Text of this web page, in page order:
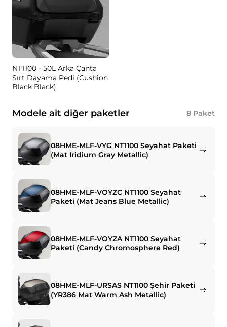
NT1100 - 50L Arka Çanta
Sırt Dayama Pedi (Cushion
Black Black)
Modele ait diğer paketler 8 Paket
08HME-MLF-VYG NT1100 Seyahat Paketi
(Mat Iridium Gray Metallic)
08HME-MLF-VOYZC NT1100 Seyahat
Paketi (Mat Jeans Blue Metallic)
08HME-MLF-VOYZA NT1100 Seyahat
Paketi (Candy Chromosphere Red)
08HME-MLF-URSAS NT1100 Şehir Paketi
(YR386 Mat Warm Ash Metallic)